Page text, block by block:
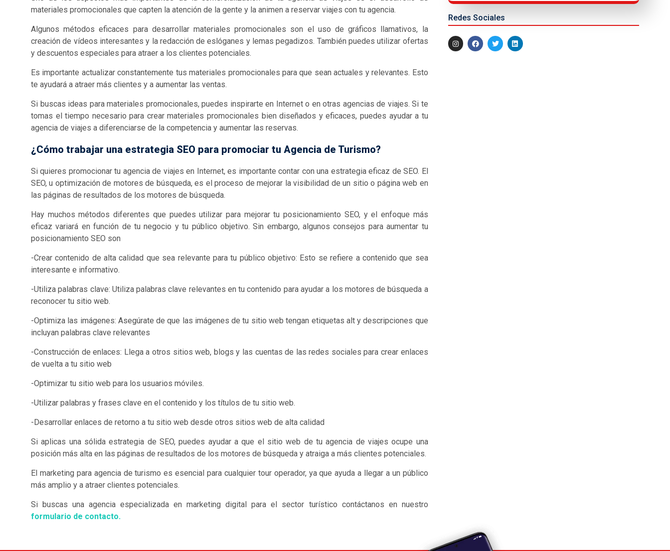
materiales promocionales que capten la atención de la gente y la animen a reservar viajes con tu agencia.
Algunos métodos eficaces para desarrollar materiales promocionales son el uso de gráficos llamativos, la
creación de vídeos interesantes y la redacción de eslóganes y lemas pegadizos. También puedes utilizar ofertas
y descuentos especiales para atraer a los clientes potenciales.
Es importante actualizar constantemente tus materiales promocionales para que sean actuales y relevantes. Esto
te ayudará a atraer más clientes y a aumentar las ventas.
Si buscas ideas para materiales promocionales, puedes inspirarte en Internet o en otras agencias de viajes. Si te
tomas el tiempo necesario para crear materiales promocionales bien diseñados y eficaces, puedes ayudar a tu
agencia de viajes a diferenciarse de la competencia y aumentar las reservas.
¿Cómo trabajar una estrategia SEO para promociar tu Agencia de Turismo?
Si quieres promocionar tu agencia de viajes en Internet, es importante contar con una estrategia eficaz de SEO. El
SEO, u optimización de motores de búsqueda, es el proceso de mejorar la visibilidad de un sitio o página web en
las páginas de resultados de los motores de búsqueda.
Hay muchos métodos diferentes que puedes utilizar para mejorar tu posicionamiento SEO, y el enfoque más
eficaz variará en función de tu negocio y tu público objetivo. Sin embargo, algunos consejos para aumentar tu
posicionamiento SEO son
-Crear contenido de alta calidad que sea relevante para tu público objetivo: Esto se refiere a contenido que sea
interesante e informativo.
-Utiliza palabras clave: Utiliza palabras clave relevantes en tu contenido para ayudar a los motores de búsqueda a
reconocer tu sitio web.
-Optimiza las imágenes: Asegúrate de que las imágenes de tu sitio web tengan etiquetas alt y descripciones que
incluyan palabras clave relevantes
-Construcción de enlaces: Llega a otros sitios web, blogs y las cuentas de las redes sociales para crear enlaces
de vuelta a tu sitio web
-Optimizar tu sitio web para los usuarios móviles.
-Utilizar palabras y frases clave en el contenido y los títulos de tu sitio web.
-Desarrollar enlaces de retorno a tu sitio web desde otros sitios web de alta calidad
Si aplicas una sólida estrategia de SEO, puedes ayudar a que el sitio web de tu agencia de viajes ocupe una
posición más alta en las páginas de resultados de los motores de búsqueda y atraiga a más clientes potenciales.
El marketing para agencia de turismo es esencial para cualquier tour operador, ya que ayuda a llegar a un público
más amplio y a atraer clientes potenciales.
Si buscas una agencia especializada en marketing digital para el sector turístico contáctanos en nuestro
formulario de contacto.
Redes Sociales